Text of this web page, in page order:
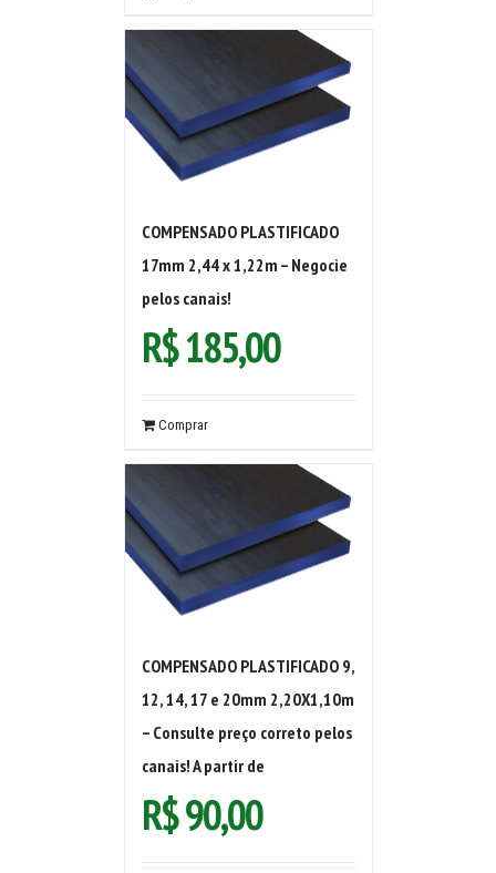
COMPENSADO PLASTIFICADO
17mm 2,44 x 1,22m – Negocie
pelos canais!
R$185,00
Comprar
COMPENSADO PLASTIFICADO 9,
12, 14, 17 e 20mm 2,20X1,10m
– Consulte preço correto pelos
canais! A partir de
R$90,00